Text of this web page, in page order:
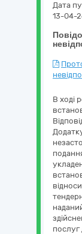
Дата
13-04-
В ході
послуг